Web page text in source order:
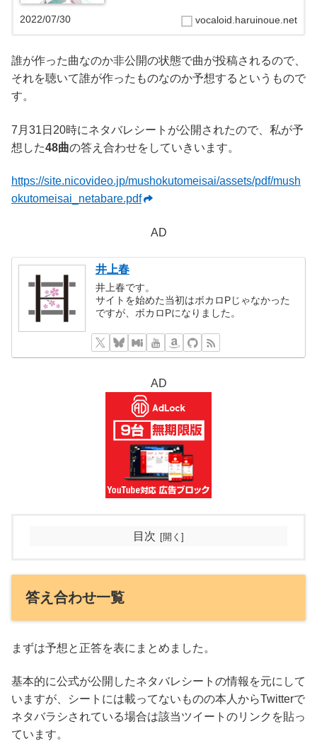
現時点では公開されていません...vocaloid.haruinoue.net
2022/07/30
誰が作った曲なのか非公開の状態で曲が投稿されるので、
それを聴いて誰が作ったものなのか予想するというもので
す。
7月31日20時にネタバレシートが公開されたので、私が予
想した48曲の答え合わせをしていきいます。
https://site.nicovideo.jp/mushokutomeisai/assets/pdf/mush
okutomeisai_netabare.pdf
AD
井上春
井上春です。
サイトを始めた当初はボカロPじゃなかった
ですが、ボカロPになりました。
AD
目次
答え合わせ一覧
まずは予想と正答を表にまとめました。
基本的に公式が公開したネタバレシートの情報を元にして
いますが、シートには載ってないものの本人からTwitterで
ネタバラシされている場合は該当ツイートのリンクを貼っ
ています。